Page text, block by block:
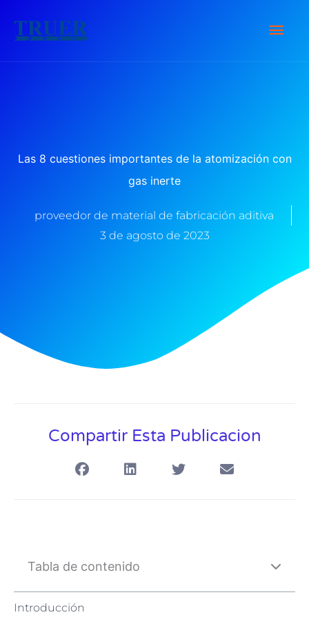
Las 8 cuestiones importantes de la atomización con
gas inerte
proveedor de material de fabricación aditiva
3 de agosto de 2023
Compartir Esta Publicacion
Tabla de contenido
Introducción